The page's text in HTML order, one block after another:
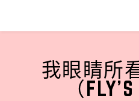
content
我眼睛所
（FLY'S